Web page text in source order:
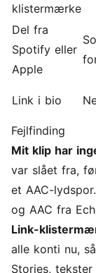
klistermærke
Del fra
Spotify eller
Apple
Link i bio
Fejlfinding
Mit klip har
var slået fra,
et AAC-
og AAC fra
Link-
alle konti nu,
Stories,